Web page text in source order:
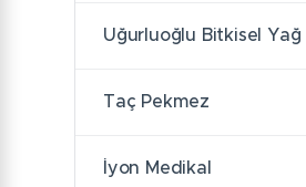
Uğurluoğlu Bitkisel Yağ
Taç Pekmez
İyon Medikal